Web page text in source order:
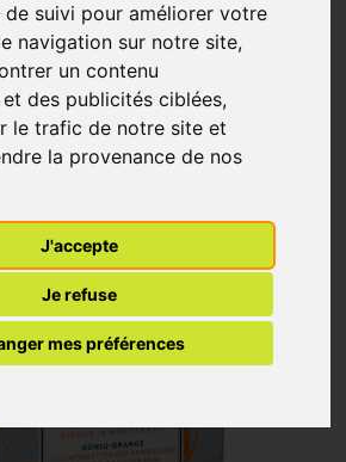
suivi pour améliorer votre
navigation sur notre site,
un contenu
des publicités ciblées,
le trafic de notre site et
la provenance de nos
J'accepte
Je refuse
mes préférences
Orange